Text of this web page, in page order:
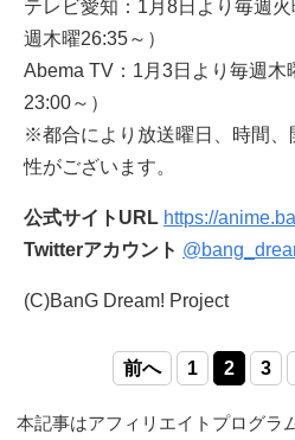
テレビ愛知：1月8日より毎週
週木曜26:35～）
Abema TV：1月3日より毎週木
23:00～）
※都合により放送曜日、時間、
性がございます。
公式サイトURL https://
Twitterアカウント
(C)BanG Dream! Project
前へ 1 2 3
本記事はアフィリエイトプログラ